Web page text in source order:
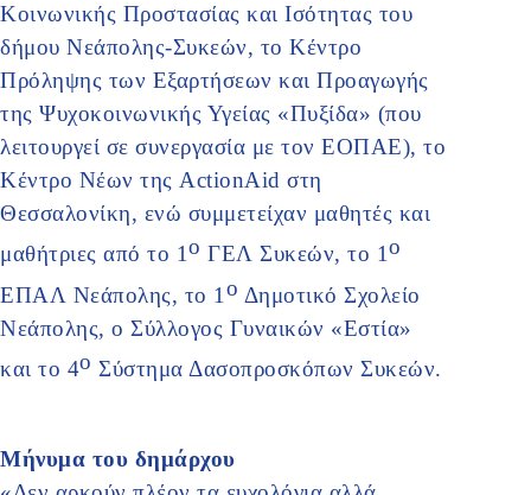
Κοινωνικής Προστασίας και Ισότητας του
δήμου Νεάπολης-Συκεών, το Κέντρο
Πρόληψης των Εξαρτήσεων και Προαγωγής
της Ψυχοκοινωνικής Υγείας «Πυξίδα» (που
λειτουργεί σε συνεργασία με τον ΕΟΠΑΕ), το
Κέντρο Νέων της ActionAid στη
Θεσσαλονίκη, ενώ συμμετείχαν μαθητές και
μαθήτριες από το 1ο ΓΕΛ Συκεών, το 1ο
ΕΠΑΛ Νεάπολης, το 1 ο Δημοτικό Σχολείο
Νεάπολης, ο Σύλλογος Γυναικών «Εστία»
και το 4ο Σύστημα Δασοπροσκόπων Συκεών.
Μήνυμα του δημάρχου